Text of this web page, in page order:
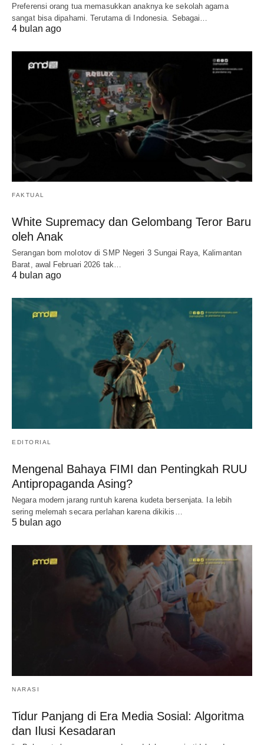
Preferensi orang tua memasukkan anaknya ke sekolah agama
sangat bisa dipahami. Terutama di Indonesia. Sebagai…
4 bulan ago
FAKTUAL
White Supremacy dan Gelombang Teror Baru
oleh Anak
Serangan bom molotov di SMP Negeri 3 Sungai Raya, Kalimantan
Barat, awal Februari 2026 tak…
4 bulan ago
EDITORIAL
Mengenal Bahaya FIMI dan Pentingkah RUU
Antipropaganda Asing?
Negara modern jarang runtuh karena kudeta bersenjata. Ia lebih
sering melemah secara perlahan karena dikikis…
5 bulan ago
NARASI
Tidur Panjang di Era Media Sosial: Algoritma
dan Ilusi Kesadaran